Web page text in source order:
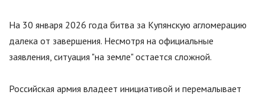
На 30 января 2026 года битва за Купянскую агломерацию
далека от завершения. Несмотря на официальные
заявления, ситуация "на земле"остается сложной.
Российская армия владеет инициативой и перемалывает